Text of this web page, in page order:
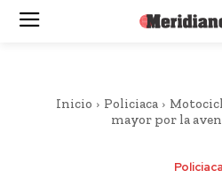
Inicio Policiaca
mayor por la
Policiaca